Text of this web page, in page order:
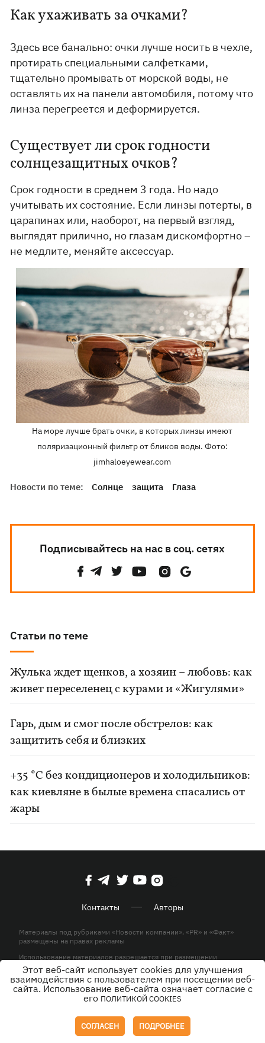
Как ухаживать за очками?
Здесь все банально: очки лучше носить в чехле,
протирать специальными салфетками,
тщательно промывать от морской воды, не
оставлять их на панели автомобиля, потому что
линза перегреется и деформируется.
Существует ли срок годности
солнцезащитных очков?
Срок годности в среднем 3 года. Но надо
учитывать их состояние. Если линзы потерты, в
царапинах или, наоборот, на первый взгляд,
выглядят прилично, но глазам дискомфортно –
не медлите, меняйте аксессуар.
На море лучше брать очки, в которых линзы имеют
поляризационный фильтр от бликов воды. Фото:
jimhaloeyewear.com
Новости по теме: Солнце защита Глаза
Подписывайтесь на нас в соц. сетях
Статьи по теме
Жулька ждет щенков, а хозяин – любовь: как
живет переселенец с курами и «Жигулями»
Гарь, дым и смог после обстрелов: как
защитить себя и близких
+35 °C без кондиционеров и холодильников:
как киевляне в былые времена спасались от
жары
Контакты Авторы
Материалы под рубриками «Новости компании», «PR» и «Факт»
размещены на правах рекламы
Использование материалов разрешается при размещении
активной гиперссылки на KP.UA в первом абзаце.
© ООО «ЮЛАВ МЕДИА»,2026. Все права защищены.
Этот веб-сайт использует cookies для улучшения
взаимодействия с пользователем при посещении веб-
сайта. Использование веб-сайта означает согласие с
его ПОЛИТИКОЙ COOKIES
СОГЛАСЕН ПОДРОБНЕЕ